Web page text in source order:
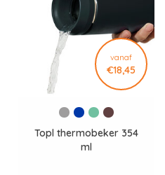
vanaf
€18,45
Topl thermobeker 354
ml